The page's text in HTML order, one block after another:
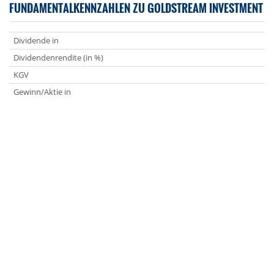
FUNDAMENTALKENNZAHLEN ZU GOLDSTREAM INVESTMENT
Dividende in
Dividendenrendite (in %)
KGV
Gewinn/Aktie in